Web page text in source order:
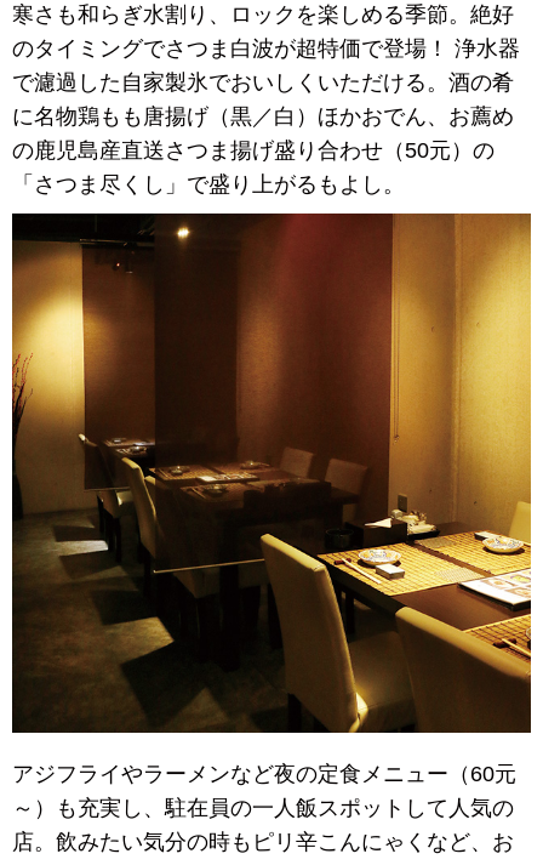
寒さも和らぎ水割り、ロックを楽しめる季節。絶好
のタイミングでさつま白波が超特価で登場！ 浄水器
で濾過した自家製氷でおいしくいただける。酒の肴
に名物鶏もも唐揚げ（黒／白）ほかおでん、お薦め
の鹿児島産直送さつま揚げ盛り合わせ（50元）の
「さつま尽くし」で盛り上がるもよし。
アジフライやラーメンなど夜の定食メニュー（60元
～）も充実し、駐在員の一人飯スポットして人気の
店。飲みたい気分の時もピリ辛こんにゃくなど、お